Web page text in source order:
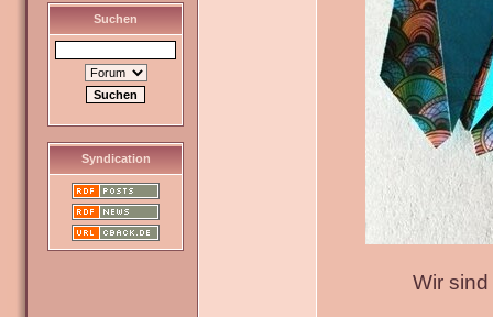
Suchen
Syndication
Wir